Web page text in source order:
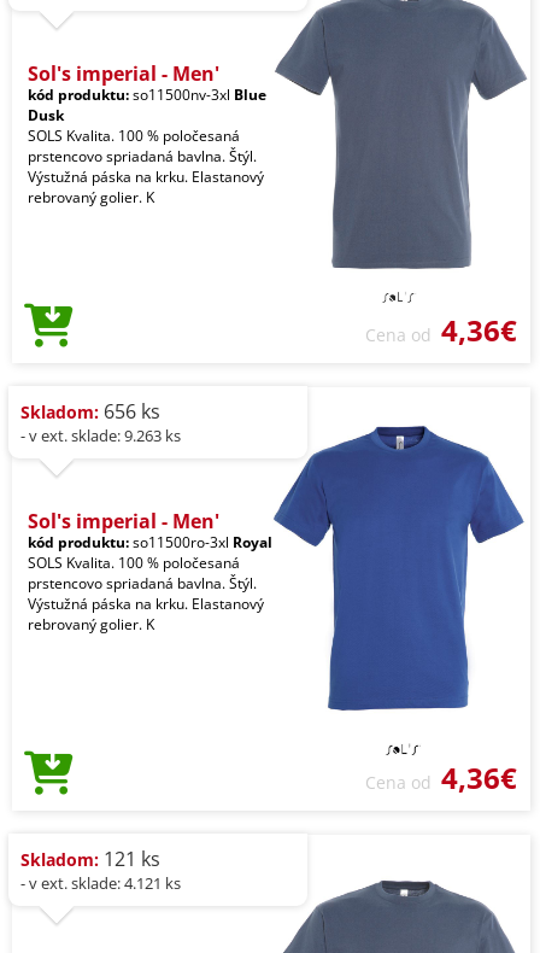
Sol's imperial - Men'
kód produktu:so11500nv-3xl Blue
Dusk
SOLS Kvalita. 100 % poločesaná
prstencovo spriadaná bavlna. Štýl.
Výstužná páska na krku. Elastanový
rebrovaný golier. K
Cena od 4,36€
Skladom: 656 ks
- v ext. sklade: 9.263 ks
Sol's imperial - Men'
kód produktu:so11500ro-3xl Royal
SOLS Kvalita. 100 % poločesaná
prstencovo spriadaná bavlna. Štýl.
Výstužná páska na krku. Elastanový
rebrovaný golier. K
Cena od 4,36€
Skladom: 121 ks
- v ext. sklade: 4.121 ks